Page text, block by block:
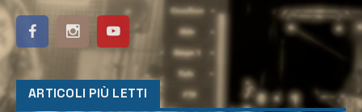
ARTICOLI PIÙ LETTI